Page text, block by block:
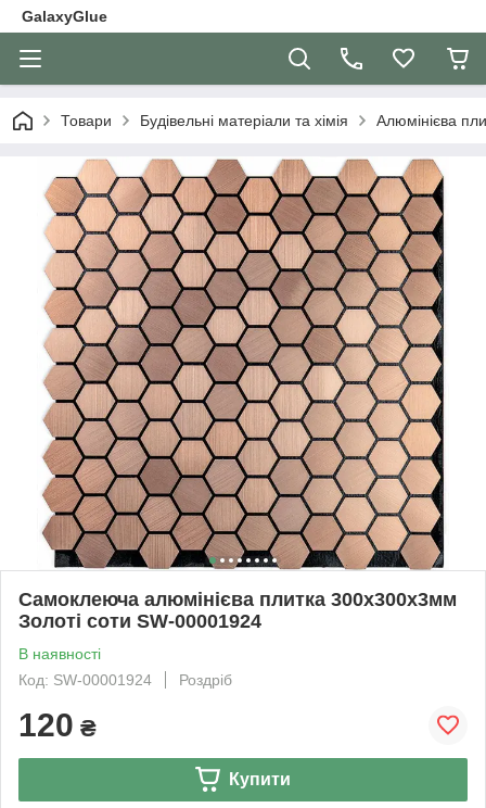
GalaxyGlue
Товари Будівельні матеріали та хімія Алюмінієва
Самоклеюча алюмінієва плитка 300х300х3мм
Золоті соти SW-00001924
В наявності
Код: SW-00001924
Роздріб
120 ₴
Купити